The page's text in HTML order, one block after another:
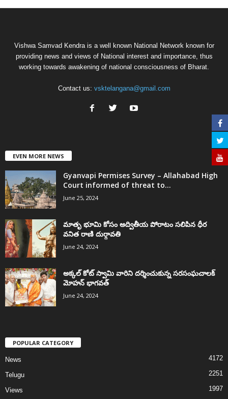
Vishwa Samvad Kendra is a well known National Network known for
providing news and views of National interest and importance, thus
working towards awakening of national consciousness of Bharat.
Contact us: vsktelangana@gmail.com
EVEN MORE NEWS
Gyanvapi Permises Survey – Allahabad High
Court informed of threat to...
June 25, 2024
మాతృ భూమి కోసం అద్వితీయ పోరాటం సలిపిన ధీర
వనిత రాణి దుర్గావతి
June 24, 2024
అక్కల్‌ కోట్‌ స్వామి వారిని దర్శించుకున్న సరసంఘచాలక్
మోహన్ భాగవత్
June 24, 2024
POPULAR CATEGORY
News 4172
Telugu 2251
Views 1997